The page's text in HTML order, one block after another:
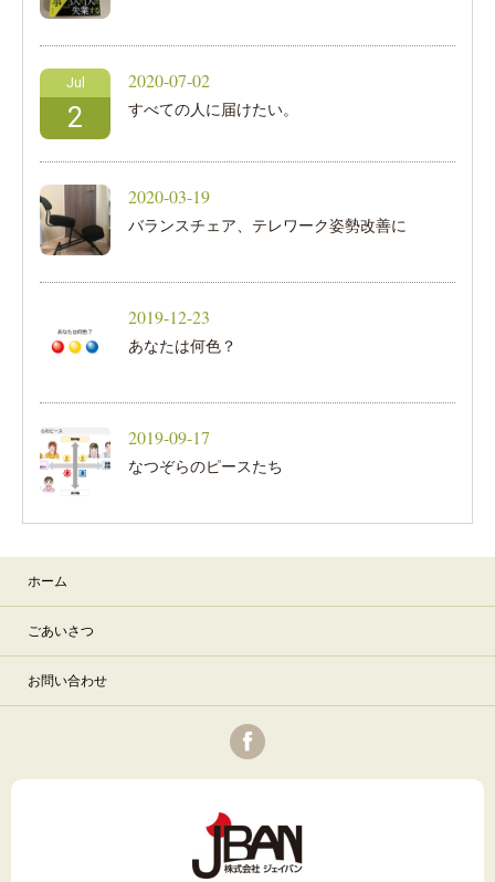
Jul
2
2020-07-02
すべての人に届けたい。
2020-03-19
バランスチェア、テレワーク姿勢改善に
2019-12-23
あなたは何色？
2019-09-17
なつぞらのピースたち
ホーム
ごあいさつ
お問い合わせ